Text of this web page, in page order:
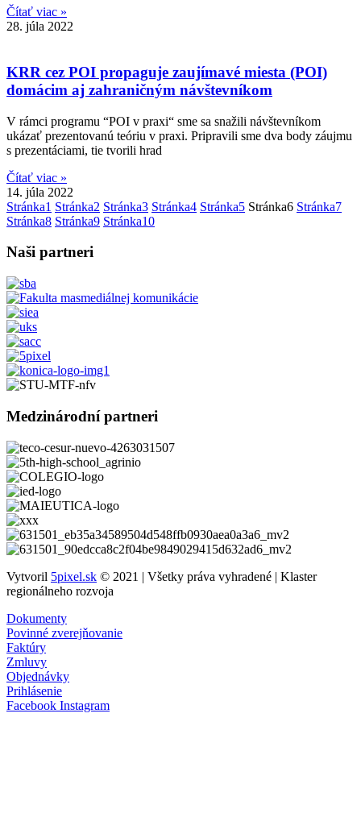
Čítať viac »
28. júla 2022
KRR cez POI propaguje zaujímavé miesta (POI)
domácim aj zahraničným návštevníkom
V rámci programu “POI v praxi“ sme sa snažili návštevníkom
ukázať prezentovanú teóriu v praxi. Pripravili sme dva body záujmu
s prezentáciami, tie tvorili hrad
Čítať viac »
14. júla 2022
Stránka1 Stránka2 Stránka3 Stránka4 Stránka5 Stránka6 Stránka7
Stránka8 Stránka9 Stránka10
Naši partneri
Medzinárodní partneri
Vytvoril 5pixel.sk © 2021 | Všetky práva vyhradené | Klaster
regionálneho rozvoja
Dokumenty
Povinné zverejňovanie
Faktúry
Zmluvy
Objednávky
Prihlásenie
Facebook Instagram